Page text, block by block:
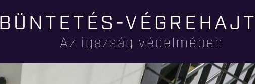
tartalomra
BÜNTETÉS-
Az igazság védelmében